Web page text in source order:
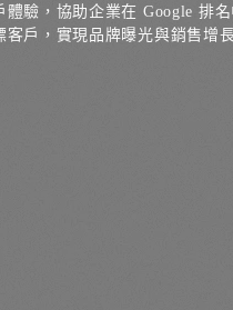
體驗，協助企業在 Google 排
客戶，實現品牌曝光與銷售增長